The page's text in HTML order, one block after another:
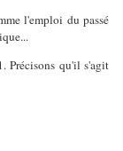
l'emploi du passé
Précisons qu'il s'agit